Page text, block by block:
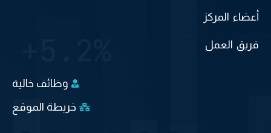
أعضاء المركز
فريق العمل
وظائف خالية
خريطة الموقع